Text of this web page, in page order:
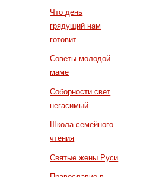
Что день
грядущий нам
готовит
Советы молодой
маме
Соборности свет
негасимый
Школа семейного
чтения
Святые жены Руси